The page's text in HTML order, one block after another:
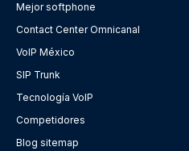
Mejor softphone
Contact Center Omnicanal
VoIP México
SIP Trunk
Tecnología VoIP
Competidores
Blog sitemap